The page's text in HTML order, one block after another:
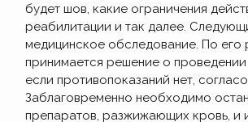
будет шов, какие ограничения
реабилитации и так далее.
медицинское обследование. По его
принимается решение о
если противопоказаний нет,
Заблаговременно необходимо
препаратов, разжижающих кровь, и